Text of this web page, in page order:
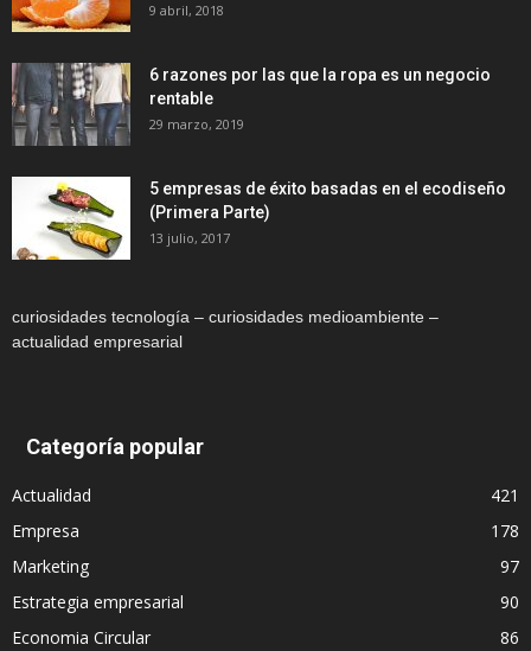
9 abril, 2018
6 razones por las que la ropa es un negocio
rentable
29 marzo, 2019
5 empresas de éxito basadas en el ecodiseño
(Primera Parte)
13 julio, 2017
curiosidades tecnología – curiosidades medioambiente –
actualidad empresarial
Categoría popular
Actualidad
421
Empresa
178
Marketing
97
Estrategia empresarial
90
Economia Circular
86